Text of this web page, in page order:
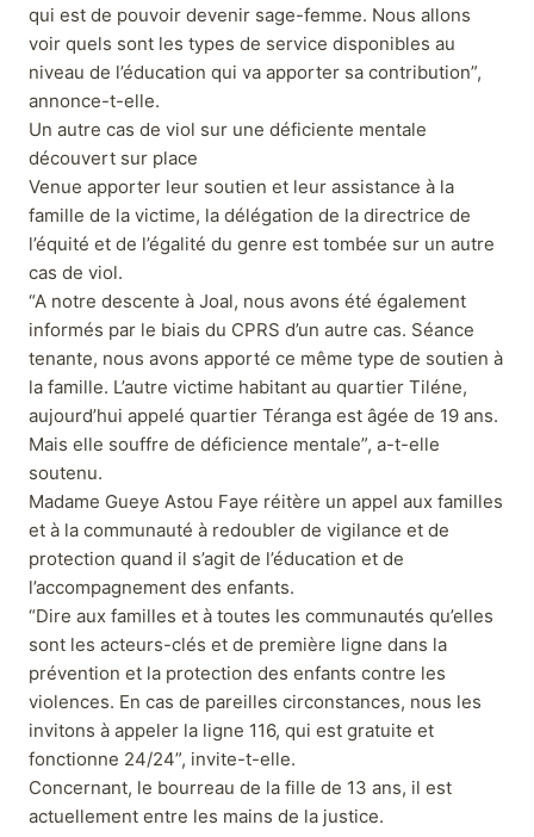
qui est de pouvoir devenir sage-femme. Nous allons
voir quels sont les types de service disponibles au
niveau de l’éducation qui va apporter sa contribution”,
annonce-t-elle.
Un autre cas de viol sur une déficiente mentale
découvert sur place
Venue apporter leur soutien et leur assistance à la
famille de la victime, la délégation de la directrice de
l’équité et de l’égalité du genre est tombée sur un autre
cas de viol.
“A notre descente à Joal, nous avons été également
informés par le biais du CPRS d’un autre cas. Séance
tenante, nous avons apporté ce même type de soutien à
la famille. L’autre victime habitant au quartier Tiléne,
aujourd’hui appelé quartier Téranga est âgée de 19 ans.
Mais elle souffre de déficience mentale”, a-t-elle
soutenu.
Madame Gueye Astou Faye réitère un appel aux familles
et à la communauté à redoubler de vigilance et de
protection quand il s’agit de l’éducation et de
l’accompagnement des enfants.
“Dire aux familles et à toutes les communautés qu’elles
sont les acteurs-clés et de première ligne dans la
prévention et la protection des enfants contre les
violences. En cas de pareilles circonstances, nous les
invitons à appeler la ligne 116, qui est gratuite et
fonctionne 24/24”, invite-t-elle.
Concernant, le bourreau de la fille de 13 ans, il est
actuellement entre les mains de la justice.